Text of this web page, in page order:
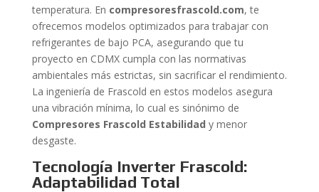
temperatura. En compresoresfrascold.com, te
ofrecemos modelos optimizados para trabajar con
refrigerantes de bajo PCA, asegurando que tu
proyecto en CDMX cumpla con las normativas
ambientales más estrictas, sin sacrificar el rendimiento.
La ingeniería de Frascold en estos modelos asegura
una vibración mínima, lo cual es sinónimo de
Compresores Frascold Estabilidad y menor
desgaste.
Tecnología Inverter Frascold:
Adaptabilidad Total